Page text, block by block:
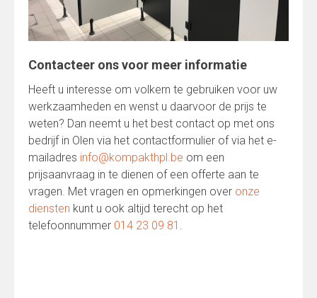
Contacteer ons voor meer informatie
Heeft u interesse om volkern te gebruiken voor uw
werkzaamheden en wenst u daarvoor de prijs te
weten? Dan neemt u het best contact op met ons
bedrijf in Olen via het contactformulier of via het e-
mailadres info@kompakthpl.be om een
prijsaanvraag in te dienen of een offerte aan te
vragen. Met vragen en opmerkingen over onze
diensten kunt u ook altijd terecht op het
telefoonnummer 014 23 09 81 .